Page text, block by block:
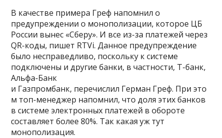
В качестве примера Греф напомнил о
предупреждении о монополизации, которое ЦБ
России вынес «Сберу». И все из-за платежей через
QR-коды, пишет RTVi. Данное предупреждение
было несправедливо, поскольку к системе
подключены и другие банки, в частности, Т-банк,
Альфа-Банк
и Газпромбанк, перечислил Герман Греф. При это
м топ-менеджер напомнил, что доля этих банков
в системе электронных платежей в обороте
составляет более 80%. Так какая уж тут
монополизация.